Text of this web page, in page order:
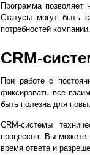
Программа позволяет
Статусы могут быть
потребностей
CRM-
При работе с
фиксировать все
быть полезна для
CRM-системы
процессов. Вы можете
время ответа и